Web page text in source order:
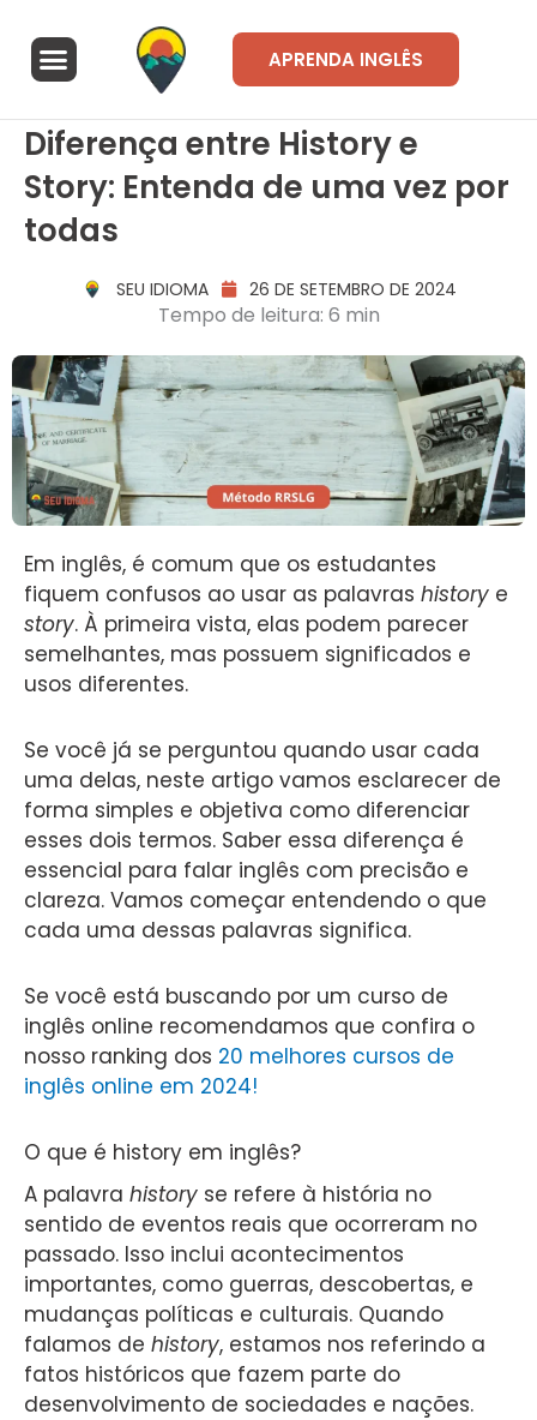
para
Menu APRENDA INGLÊS
Diferença entre History e
Story: Entenda de uma vez por
todas
SEU IDIOMA 26 DE SETEMBRO DE 2024
Tempo de leitura: 6 min
Em inglês, é comum que os estudantes
fiquem confusos ao usar as palavras history e
story. À primeira vista, elas podem parecer
semelhantes, mas possuem significados e
usos diferentes.
Se você já se perguntou quando usar cada
uma delas, neste artigo vamos esclarecer de
forma simples e objetiva como diferenciar
esses dois termos. Saber essa diferença é
essencial para falar inglês com precisão e
clareza. Vamos começar entendendo o que
cada uma dessas palavras significa.
Se você está buscando por um curso de
inglês online recomendamos que confira o
nosso ranking dos 20 melhores cursos de
inglês online em 2024!
O que é history em inglês?
A palavra history se refere à história no
sentido de eventos reais que ocorreram no
passado. Isso inclui acontecimentos
importantes, como guerras, descobertas, e
mudanças políticas e culturais. Quando
falamos de history, estamos nos referindo a
fatos históricos que fazem parte do
desenvolvimento de sociedades e nações.